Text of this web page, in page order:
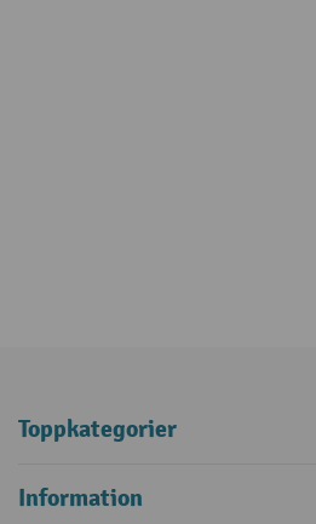
Toppkategorier
Information